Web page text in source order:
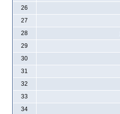
26
27
28
29
30
31
32
33
34